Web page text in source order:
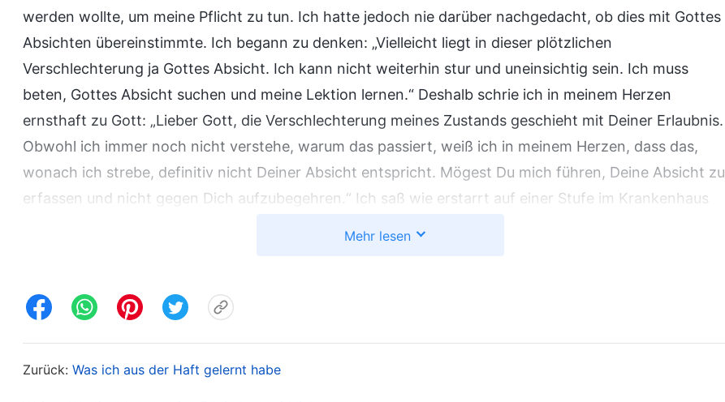
werden wollte, um meine Pflicht zu tun. Ich hatte jedoch nie darüber nachgedacht, ob dies mit Gottes
Absichten übereinstimmte. Ich begann zu denken: „Vielleicht liegt in dieser plötzlichen
Verschlechterung ja Gottes Absicht. Ich kann nicht weiterhin stur und uneinsichtig sein. Ich muss
beten, Gottes Absicht suchen und meine Lektion lernen.“ Deshalb schrie ich in meinem Herzen
ernsthaft zu Gott: „Lieber Gott, die Verschlechterung meines Zustands geschieht mit Deiner Erlaubnis.
Obwohl ich immer noch nicht verstehe, warum das passiert, weiß ich in meinem Herzen, dass das,
wonach ich strebe, definitiv nicht Deiner Absicht entspricht. Mögest Du mich führen, Deine Absicht zu
erfassen und nicht gegen Dich aufzubegehren.“ Ich saß wie erstarrt auf einer Stufe im Krankenhaus
Menschheit. Natürlich ist das Werk, das Gott in Hiob verrichtete, nicht anders, obwohl Hiob
nehmen, und ließ zu, dass Krankheit über ihn kam. Hiob verlor alles, und auch sein Fleisch litt extreme
Mehr lesen
Zurück: Was ich aus der Haft gelernt habe